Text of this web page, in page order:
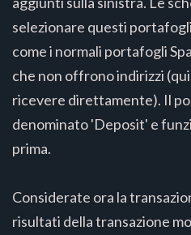
selezionare questi
come i normali portafogli
che non offrono indirizzi
ricevere direttamente). Il
denominato 'Deposit' e
prima.
Considerate ora la
risultati della transazione